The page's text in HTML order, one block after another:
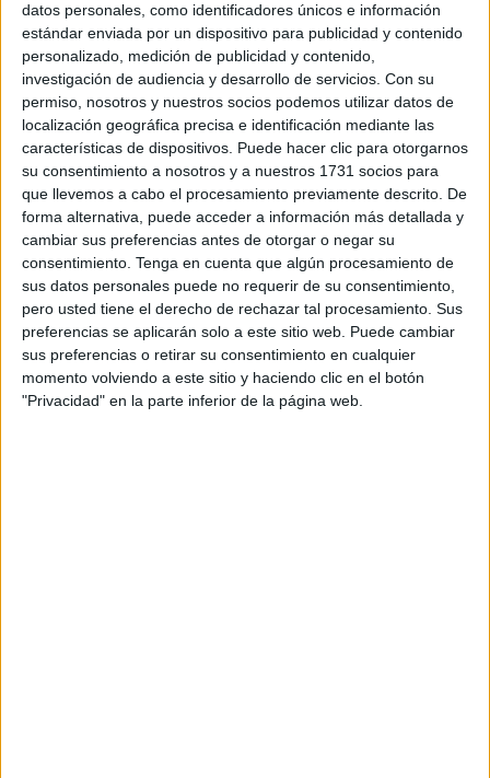
datos personales, como identificadores únicos e información
estándar enviada por un dispositivo para publicidad y contenido
personalizado, medición de publicidad y contenido,
investigación de audiencia y desarrollo de servicios. Con su
permiso, nosotros y nuestros socios podemos utilizar datos de
localización geográfica precisa e identificación mediante las
características de dispositivos. Puede hacer clic para otorgarnos
su consentimiento a nosotros y a nuestros 1731 socios para
que llevemos a cabo el procesamiento previamente descrito. De
forma alternativa, puede acceder a información más detallada y
cambiar sus preferencias antes de otorgar o negar su
consentimiento. Tenga en cuenta que algún procesamiento de
sus datos personales puede no requerir de su consentimiento,
pero usted tiene el derecho de rechazar tal procesamiento. Sus
preferencias se aplicarán solo a este sitio web. Puede cambiar
sus preferencias o retirar su consentimiento en cualquier
momento volviendo a este sitio y haciendo clic en el botón
"Privacidad" en la parte inferior de la página web.